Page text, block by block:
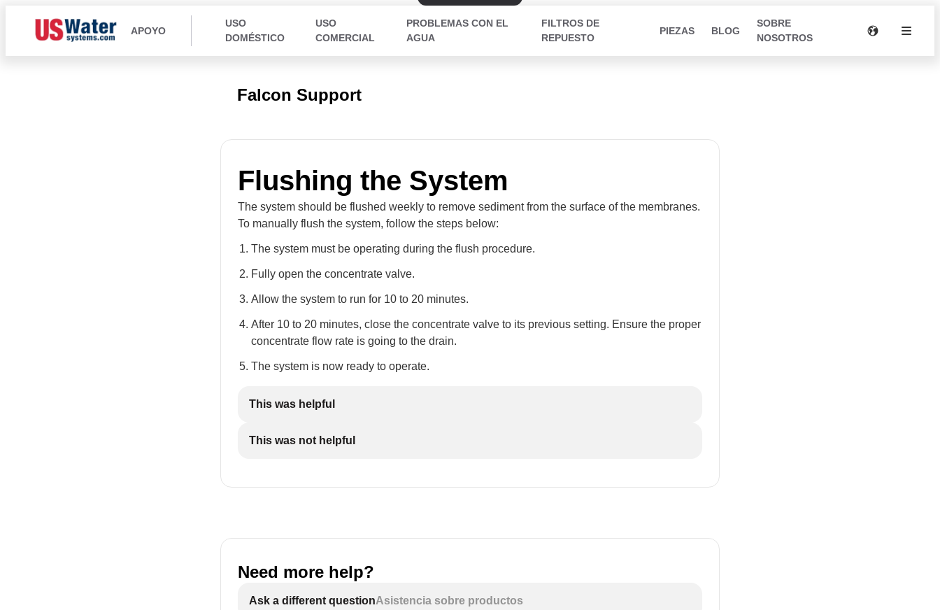
APOYO
USO
DOMÉSTICO
USO
COMERCIAL
PROBLEMAS CON EL
AGUA
FILTROS DE
REPUESTO
PIEZAS BLOG
SOBRE
NOSOTROS
Falcon Support
Flushing the System
The system should be flushed weekly to remove sediment from the surface of the membranes.
To manually flush the system, follow the steps below:
The system must be operating during the flush procedure.
Fully open the concentrate valve.
Allow the system to run for 10 to 20 minutes.
After 10 to 20 minutes, close the concentrate valve to its previous setting. Ensure the proper
concentrate flow rate is going to the drain.
The system is now ready to operate.
This was helpful
This was not helpful
Need more help?
Ask a different questionAsistencia sobre productos